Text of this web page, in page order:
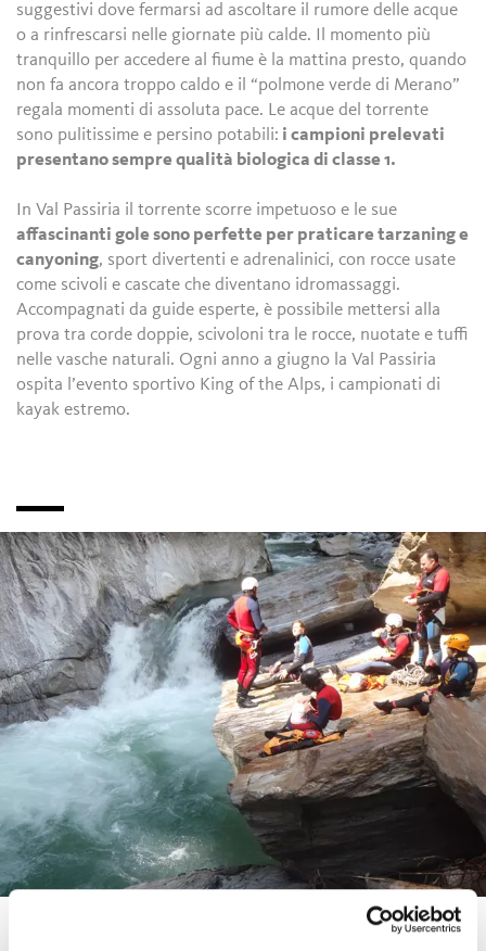
suggestivi dove fermarsi ad ascoltare il rumore delle acque
o a rinfrescarsi nelle giornate più calde. Il momento più
tranquillo per accedere al fiume è la mattina presto, quando
non fa ancora troppo caldo e il “polmone verde di Merano”
regala momenti di assoluta pace. Le acque del torrente
sono pulitissime e persino potabili: i campioni prelevati
presentano sempre qualità biologica di classe 1.
In Val Passiria il torrente scorre impetuoso e le sue
affascinanti gole sono perfette per praticare tarzaning e
canyoning, sport divertenti e adrenalinici, con rocce usate
come scivoli e cascate che diventano idromassaggi.
Accompagnati da guide esperte, è possibile mettersi alla
prova tra corde doppie, scivoloni tra le rocce, nuotate e tuffi
nelle vasche naturali. Ogni anno a giugno la Val Passiria
ospita l’evento sportivo King of the Alps, i campionati di
kayak estremo.